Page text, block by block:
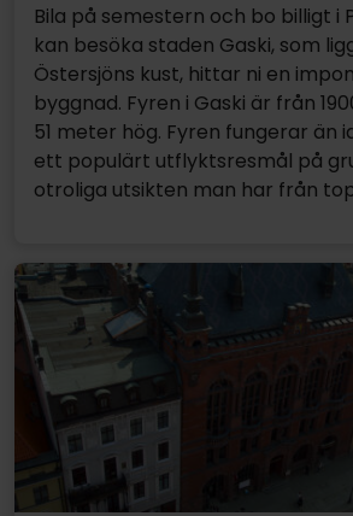
Bila på semestern och bo billigt i
kan besöka staden Gaski, som
Östersjöns kust, hittar ni en
byggnad. Fyren i Gaski är från
51 meter hög. Fyren fungerar än
ett populärt utflyktsresmål på
otroliga utsikten man har från